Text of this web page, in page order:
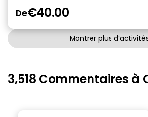
De€40.00
Montrer plus d’activités
3,518 Commentaires à